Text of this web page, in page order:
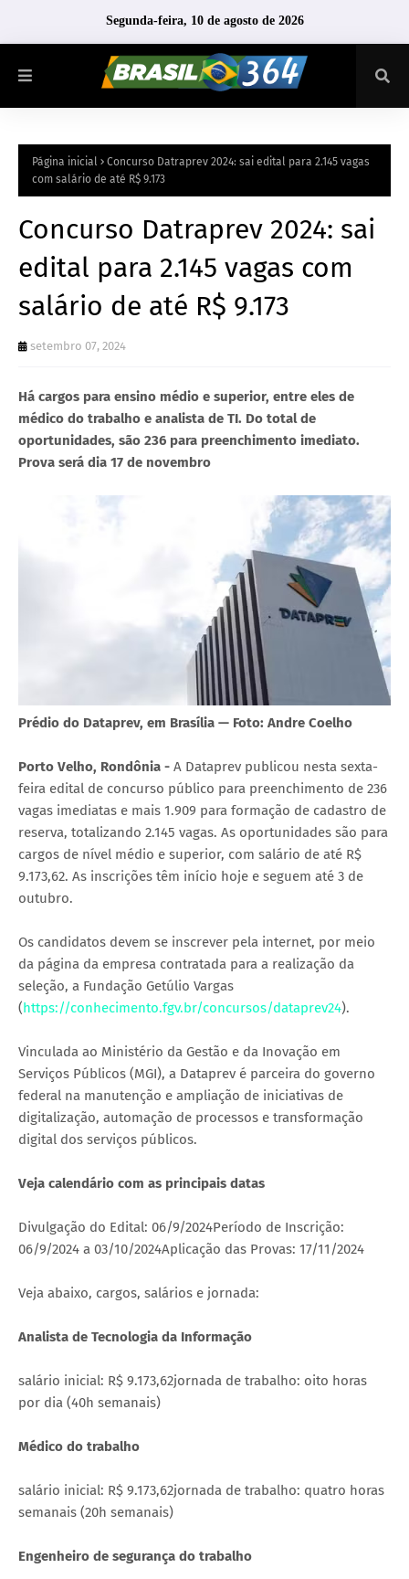
Segunda-feira, 10 de agosto de 2026
Página inicial
Concurso Datraprev 2024: sai edital para 2.145 vagas
com salário de até R$ 9.173
Concurso Datraprev 2024: sai
edital para 2.145 vagas com
salário de até R$ 9.173
setembro 07, 2024
Há cargos para ensino médio e superior, entre eles de
médico do trabalho e analista de TI. Do total de
oportunidades, são 236 para preenchimento imediato.
Prova será dia 17 de novembro
Prédio do Dataprev, em Brasília — Foto: Andre Coelho
Porto Velho, Rondônia - A Dataprev publicou nesta sexta-
feira edital de concurso público para preenchimento de 236
vagas imediatas e mais 1.909 para formação de cadastro de
reserva, totalizando 2.145 vagas. As oportunidades são para
cargos de nível médio e superior, com salário de até R$
9.173,62. As inscrições têm início hoje e seguem até 3 de
outubro.
Os candidatos devem se inscrever pela internet, por meio
da página da empresa contratada para a realização da
seleção, a Fundação Getúlio Vargas
(https://conhecimento.fgv.br/concursos/dataprev24).
Vinculada ao Ministério da Gestão e da Inovação em
Serviços Públicos (MGI), a Dataprev é parceira do governo
federal na manutenção e ampliação de iniciativas de
digitalização, automação de processos e transformação
digital dos serviços públicos.
Veja calendário com as principais datas
Divulgação do Edital: 06/9/2024Período de Inscrição:
06/9/2024 a 03/10/2024Aplicação das Provas: 17/11/2024
Veja abaixo, cargos, salários e jornada:
Analista de Tecnologia da Informação
salário inicial: R$ 9.173,62jornada de trabalho: oito horas
por dia (40h semanais)
Médico do trabalho
salário inicial: R$ 9.173,62jornada de trabalho: quatro horas
semanais (20h semanais)
Engenheiro de segurança do trabalho